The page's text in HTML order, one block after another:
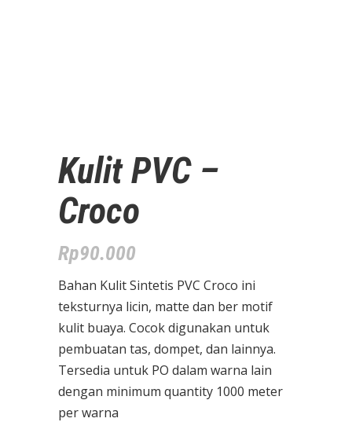
Kulit PVC –
Croco
Rp90.000
Bahan Kulit Sintetis PVC Croco ini
teksturnya licin, matte dan ber motif
kulit buaya. Cocok digunakan untuk
pembuatan tas, dompet, dan lainnya.
Tersedia untuk PO dalam warna lain
dengan minimum quantity 1000 meter
per warna